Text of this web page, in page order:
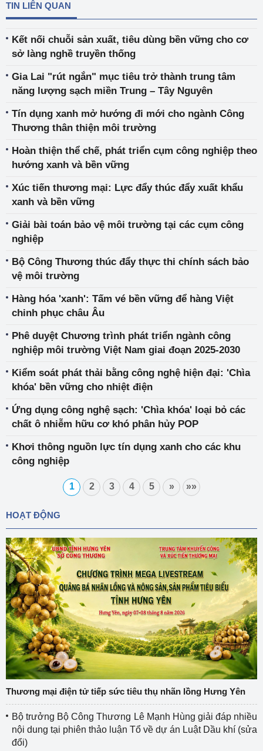
TIN LIÊN QUAN
Kết nối chuỗi sản xuất, tiêu dùng bền vững cho cơ
sở làng nghề truyền thống
Gia Lai "rút ngắn" mục tiêu trở thành trung tâm
năng lượng sạch miền Trung – Tây Nguyên
Tín dụng xanh mở hướng đi mới cho ngành Công
Thương thân thiện môi trường
Hoàn thiện thể chế, phát triển cụm công nghiệp theo
hướng xanh và bền vững
Xúc tiến thương mại: Lực đẩy thúc đẩy xuất khẩu
xanh và bền vững
Giải bài toán bảo vệ môi trường tại các cụm công
nghiệp
Bộ Công Thương thúc đẩy thực thi chính sách bảo
vệ môi trường
Hàng hóa 'xanh': Tấm vé bền vững để hàng Việt
chinh phục châu Âu
Phê duyệt Chương trình phát triển ngành công
nghiệp môi trường Việt Nam giai đoạn 2025-2030
Kiểm soát phát thải bằng công nghệ hiện đại: 'Chìa
khóa' bền vững cho nhiệt điện
Ứng dụng công nghệ sạch: 'Chìa khóa' loại bỏ các
chất ô nhiễm hữu cơ khó phân hủy POP
Khơi thông nguồn lực tín dụng xanh cho các khu
công nghiệp
1 2 3 4 5 » »»
HOẠT ĐỘNG
Thương mại điện tử tiếp sức tiêu thụ nhãn lồng Hưng Yên
Bộ trưởng Bộ Công Thương Lê Mạnh Hùng giải đáp nhiều
nội dung tại phiên thảo luận Tổ về dự án Luật Dầu khí (sửa
đổi)